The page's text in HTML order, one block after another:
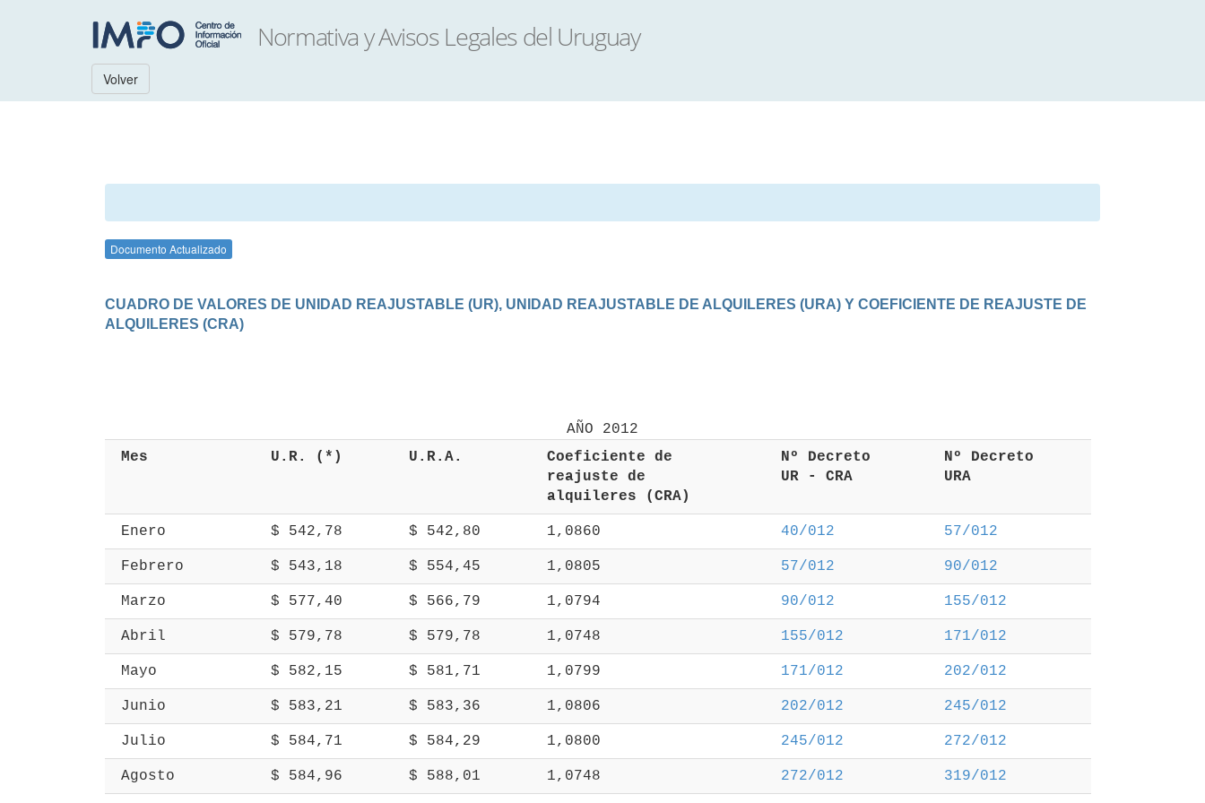
Volver
Documento Actualizado
CUADRO DE VALORES DE UNIDAD REAJUSTABLE (UR), UNIDAD REAJUSTABLE DE ALQUILERES (URA) Y COEFICIENTE DE REAJUSTE DE
ALQUILERES (CRA)
Mes
U.R. (*) U.R.A.
Coeficiente de
reajuste de
alquileres (CRA)
Nº Decreto
UR - CRA
Nº Decreto
URA
Enero $ 542,78 $ 542,80 1,0860 40/012 57/012
Febrero $ 543,18 $ 554,45 1,0805 57/012 90/012
Marzo $ 577,40 $ 566,79 1,0794 90/012 155/012
Abril $ 579,78 $ 579,78 1,0748 155/012 171/012
Mayo $ 582,15 $ 581,71 1,0799 171/012 202/012
Junio $ 583,21 $ 583,36 1,0806 202/012 245/012
Julio $ 584,71 $ 584,29 1,0800 245/012 272/012
Agosto $ 584,96 $ 588,01 1,0748 272/012 319/012